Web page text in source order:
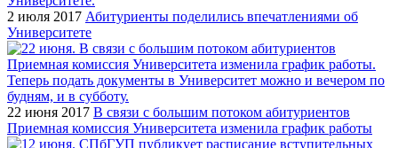
2 июля 2017 Абитуриенты поделились впечатлениями об
Университете
22 июня 2017 В связи с большим потоком абитуриентов
Приемная комиссия Университета изменила график работы